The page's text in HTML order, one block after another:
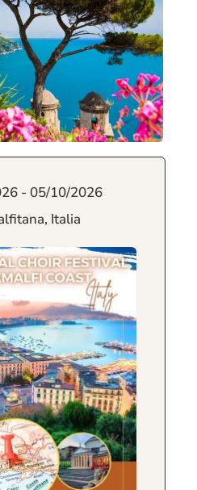
- 05/10/2026
Italia